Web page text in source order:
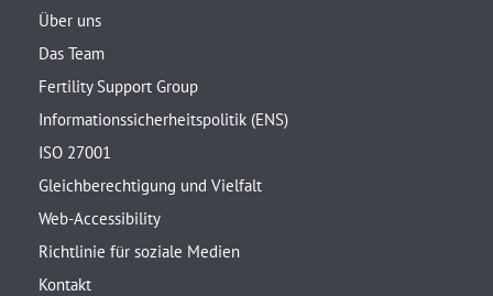
Über uns
Das Team
Fertility Support Group
Informationssicherheitspolitik (ENS)
ISO 27001
Gleichberechtigung und Vielfalt
Web-Accessibility
Richtlinie für soziale Medien
Kontakt